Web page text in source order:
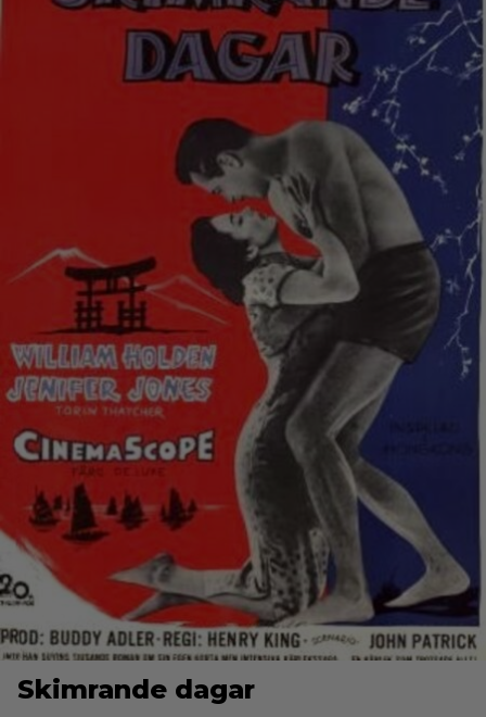
Skimrande dagar